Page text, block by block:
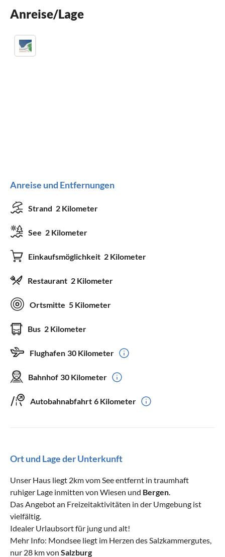
Balkon
Anreise/Lage
Anreise und Entfernungen
Strand 2 Kilometer
See 2 Kilometer
Einkaufsmöglichkeit 2 Kilometer
Restaurant 2 Kilometer
Ortsmitte 5 Kilometer
Bus 2 Kilometer
Flughafen 30 Kilometer
Bahnhof 30 Kilometer
Autobahnabfahrt 6 Kilometer
Ort und Lage der Unterkunft
Unser Haus liegt 2km vom See entfernt in traumhaft
ruhiger Lage inmitten von Wiesen und Bergen
Das Angebot an Freizeitaktivitäten in der Umgebung ist
vielfältig.
Idealer Urlaubsort für jung und alt!
Mehr Info: Mondsee liegt im Herzen des Salzkammergutes,
nur 28 km von Salzburg